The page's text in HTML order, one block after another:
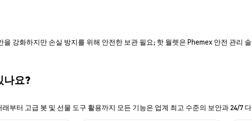
강화하지만 손실 방지를 위해 안전한 보관 필요; 핫 월렛은 Phemex 안전 관리
나요?
부터 고급 봇 및 선물 도구 활용까지 모든 기능은 업계 최고 수준의 보안과 24/7